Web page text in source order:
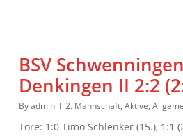
BSV
Denkingen II 2:2
Byadmin 2. Mannschaft, Aktive,
Tore: 1:0 Timo Schlenker (15.), 1:1